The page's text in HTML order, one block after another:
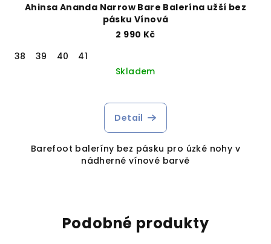
Ahinsa Ananda Narrow Bare Balerína užší bez
pásku Vínová
2 990 Kč
38
39 40
41
Skladem
Detail
Barefoot baleríny bez pásku pro úzké nohy v
nádherné vínové barvě
Podobné produkty